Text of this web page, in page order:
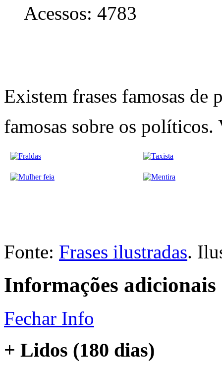
Acessos: 4783
Existem frases famosas de
famosas sobre os
Fonte: Frases ilustradas.
Informações adicionais
Fechar Info
+ Lidos (180 dias)